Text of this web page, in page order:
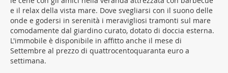
e il relax della vista mare. Dove svegliarsi con il suono delle
onde e godersi in serenità i meravigliosi tramonti sul mare
comodamente dal giardino curato, dotato di doccia esterna.
L'immobile è disponibile in affitto anche il mese di
Settembre al prezzo di quattrocentoquaranta euro a
settimana.